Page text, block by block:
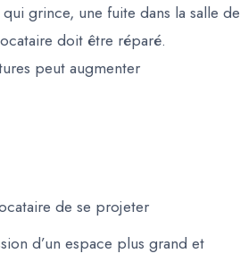
grince, une fuite dans la salle de
doit être réparé.
peut augmenter
de se projeter
d’un espace plus grand et